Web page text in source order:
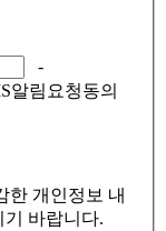
-
알림요청동의
한 개인정보 내
바랍니다.